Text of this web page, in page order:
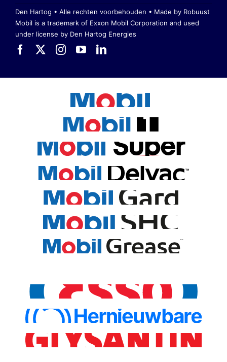
Den Hartog • Alle rechten voorbehouden • Made by Robuust
Mobil is a trademark of Exxon Mobil Corporation and used
under license by Den Hartog Energies